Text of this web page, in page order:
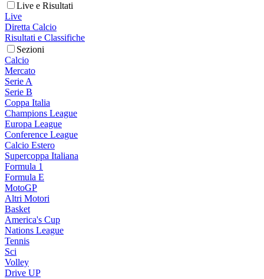
Live e Risultati
Live
Diretta Calcio
Risultati e Classifiche
Sezioni
Calcio
Mercato
Serie A
Serie B
Coppa Italia
Champions League
Europa League
Conference League
Calcio Estero
Supercoppa Italiana
Formula 1
Formula E
MotoGP
Altri Motori
Basket
America's Cup
Nations League
Tennis
Sci
Volley
Drive UP